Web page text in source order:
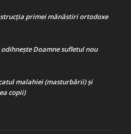
primei mănăstiri ortodoxe
odihnește Doamne sufletul nou
malahiei (masturbării) şi
copii)